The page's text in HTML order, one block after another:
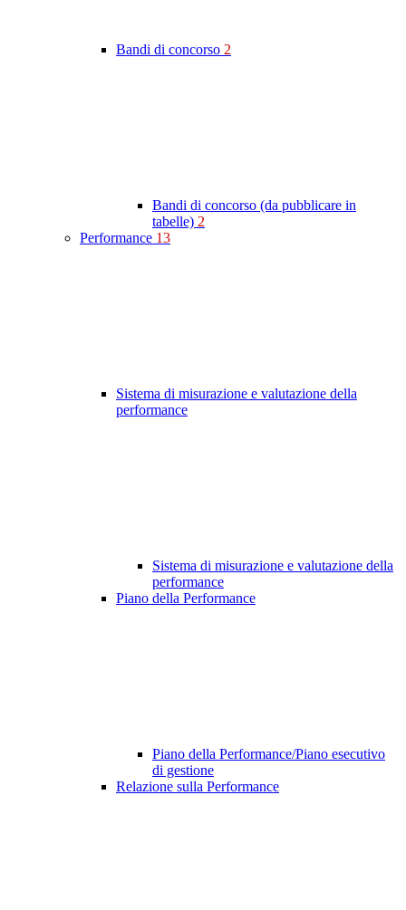
Bandi di concorso 2
Bandi di concorso (da pubblicare in
tabelle) 2
Performance 13
Sistema di misurazione e valutazione della
performance
Sistema di misurazione e valutazione della
performance
Piano della Performance
Piano della Performance/Piano esecutivo
di gestione
Relazione sulla Performance